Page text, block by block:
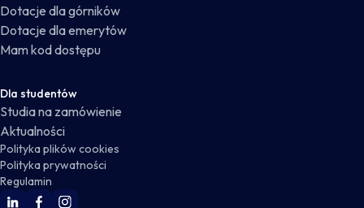
Dotacje dla górników
Dotacje dla emerytów
Mam kod dostępu
Dla studentów
Studia na zamówienie
Aktualności
Polityka plików cookies
Polityka prywatności
Regulamin
WSKZ Linkedin
WSKZ Facebook
WSKZ Instagram